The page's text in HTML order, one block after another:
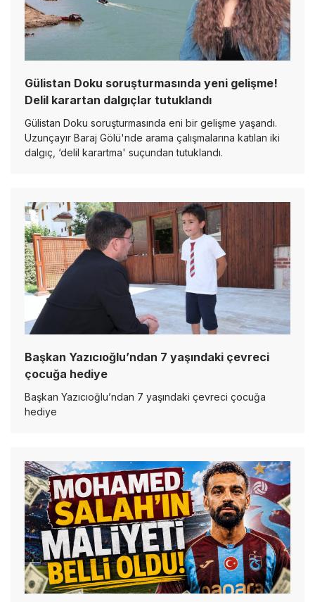
Gülistan Doku soruşturmasında yeni gelişme!
Delil karartan dalgıçlar tutuklandı
Gülistan Doku soruşturmasında eni bir gelişme yaşandı.
Uzunçayır Baraj Gölü'nde arama çalışmalarına katılan iki
dalgıç, ‘delil karartma' suçundan tutuklandı.
Başkan Yazıcıoğlu’ndan 7 yaşındaki çevreci
çocuğa hediye
Başkan Yazıcıoğlu’ndan 7 yaşındaki çevreci çocuğa
hediye